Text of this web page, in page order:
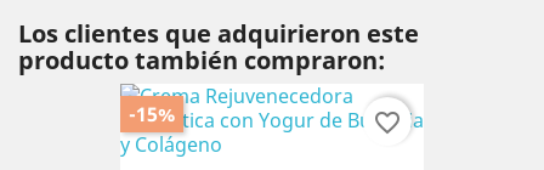
Los clientes que adquirieron este
producto también compraron:
-15% favorite_border